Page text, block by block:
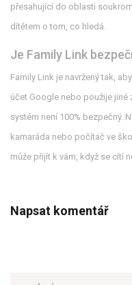
přesahující do oblasti
dítětem o tom, co hledá.
Je Family Link
Family Link je navržený tak,
účet Google nebo použije jiné
systém není 100% bezpečný.
kamaráda nebo počítač ve
může přijít k vám, když se cítí
Napsat komentář